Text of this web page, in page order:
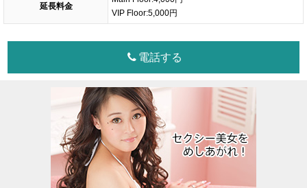
延長料金
VIP Floor:5,000円
電話する